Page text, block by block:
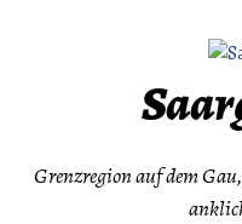
Grenzregion auf dem